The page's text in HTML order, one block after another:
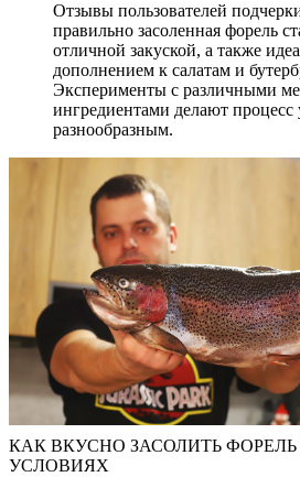
Отзывы пользователей
правильно засоленная форель
отличной закуской, а также
дополнением к салатам и
Эксперименты с различными
ингредиентами делают процесс
разнообразным.
КАК ВКУСНО ЗАСОЛИТЬ
УСЛОВИЯХ